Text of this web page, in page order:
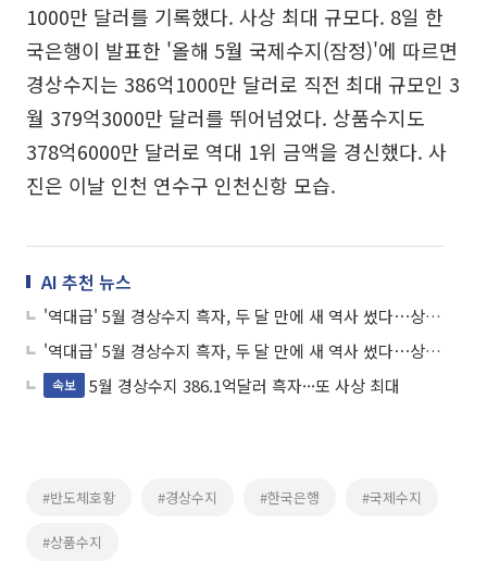
1000만 달러를 기록했다. 사상 최대 규모다. 8일 한
국은행이 발표한 '올해 5월 국제수지(잠정)'에 따르면
경상수지는 386억1000만 달러로 직전 최대 규모인 3
월 379억3000만 달러를 뛰어넘었다. 상품수지도
378억6000만 달러로 역대 1위 금액을 경신했다. 사
진은 이날 인천 연수구 인천신항 모습.
AI 추천 뉴스
'역대급' 5월 경상수지 흑자, 두 달 만에 새 역사 썼다⋯상품수지도 최대
'역대급' 5월 경상수지 흑자, 두 달 만에 새 역사 썼다⋯상품수지도 최대
속보 5월 경상수지 386.1억달러 흑자···또 사상 최대
#반도체호황 #경상수지 #한국은행 #국제수지
#상품수지